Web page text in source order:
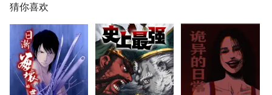
里不能发表情啊啊啊啊啊啊（偏题
猜你喜欢